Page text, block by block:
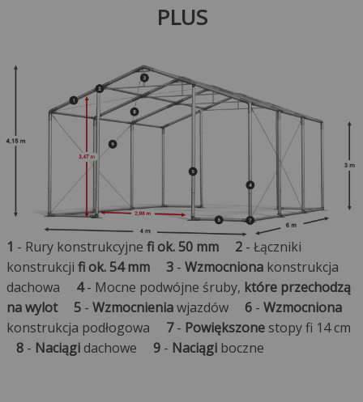
PLUS
1 - Rury konstrukcyjne fi ok. 50 mm 2- Łączniki
konstrukcji fi ok. 54 mm 3- Wzmocnionakonstrukcja
dachowa 4- Mocne podwójne śruby, które przechodzą
na wylot
5- Wzmocnieniawjazdów 6- Wzmocniona
konstrukcja podłogowa 7- Powiększonestopy fi 14 cm
8- Naciągidachowe 9- Naciągiboczne